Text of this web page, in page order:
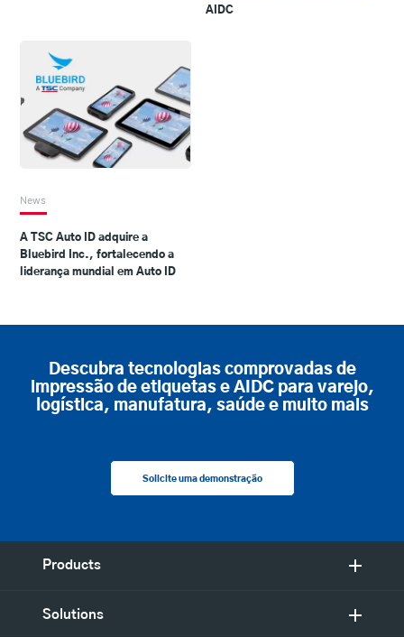
AIDC
News
A TSC Auto ID adquire a
Bluebird Inc., fortalecendo a
liderança mundial em Auto ID
Descubra tecnologias comprovadas de
impressão de etiquetas e AIDC para varejo,
logística, manufatura, saúde e muito mais
Solicite uma demonstração
Products
Solutions